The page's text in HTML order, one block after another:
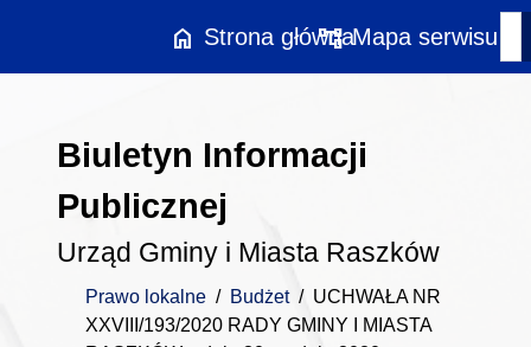
home Strona główna
account_treeMapa serwisu
Biuletyn Informacji
Publicznej
Urząd Gminy i Miasta Raszków
Prawo lokalne / Budżet / UCHWAŁA NR
XXVIII/193/2020 RADY GMINY I MIASTA